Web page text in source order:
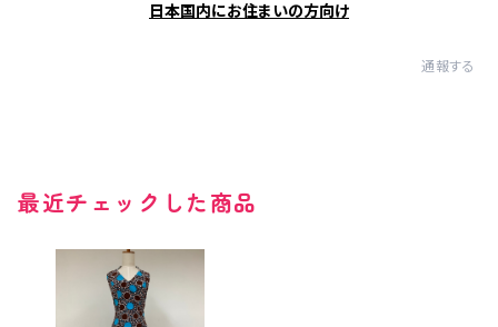
日本国内にお住まいの方向け
通報する
最近チェックした商品